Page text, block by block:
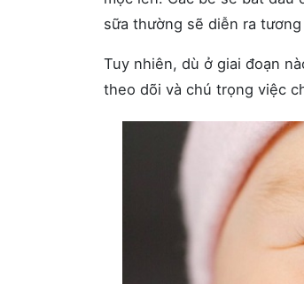
sữa thường sẽ diễn ra
Tuy nhiên, dù ở giai đoạn
theo dõi và chú trọng việc